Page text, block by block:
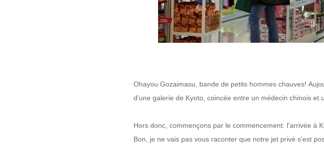
Ohayou Gozaimasu, bande de petits hommes chauves!
d'une galerie de Kyoto, coincée entre un médecin chinois et
Hors donc, commençons par le commencement: l'arrivée à
Bon, je ne vais pas vous raconter que notre jet privé s'est